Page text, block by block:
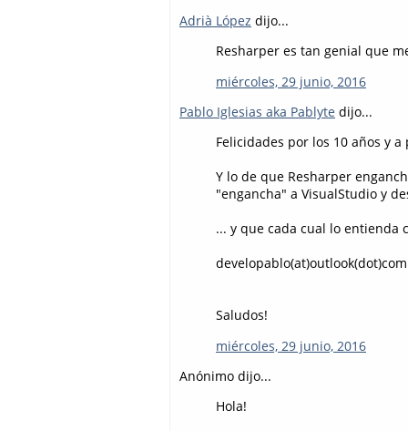
Adrià López dijo...
Resharper es tan genial que
miércoles, 29 junio, 2016
Pablo Iglesias aka Pablyte dijo...
Felicidades por los 10 años y
Y lo de que Resharper
"engancha" a VisualStudio y
... y que cada cual lo entienda
developablo(at)outlook(dot)com
Saludos!
miércoles, 29 junio, 2016
Anónimo dijo...
Hola!